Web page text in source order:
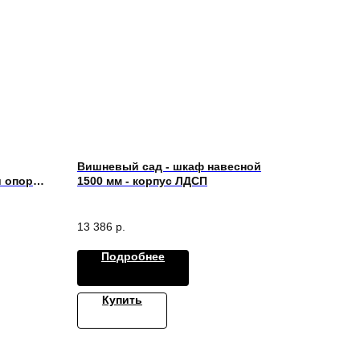
опоре,
Вишневый сад - шкаф навесной
1500 мм - корпус ЛДСП
13 386 р.
Подробнее
Купить